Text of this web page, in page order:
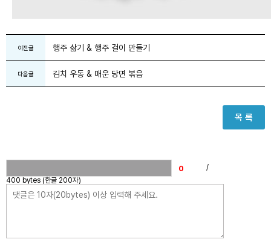
이전글 행주 삶기 & 행주 걸이 만들기
다음글 김치 우동 & 매운 당면 볶음
목 록
/
400 bytes (한글 200자)